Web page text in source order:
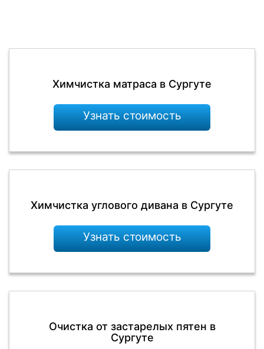
Химчистка матраса в Сургуте
Узнать стоимость
Химчистка углового дивана в Сургуте
Узнать стоимость
Очистка от застарелых пятен в
Сургуте